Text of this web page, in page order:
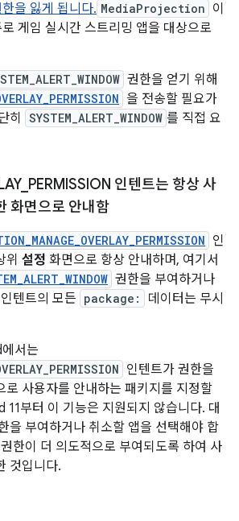
을 잃게 됩니다. MediaProjection 이
게임 실시간 스트리밍 앱을 대상으로
권한을 얻기 위해
을 전송할 필요가
히
SYSTEM_ALERT_WINDOW 를 직접 요
_ PERMISSION 인텐트는 항상 사
화면으로 안내함
인
위 설정 화면으로 항상 안내하며, 여기서
권한을 부여하거나
텐트의 모든 package:
데이터는 무시
서는
인텐트가 권한을
로 사용자를 안내하는 패키지를 지정할
11부터 이 기능은 지원되지 않습니다. 대
을 부여하거나 취소할 앱을 선택해야 합
한이 더 의도적으로 부여되도록 하여 사
것입니다.